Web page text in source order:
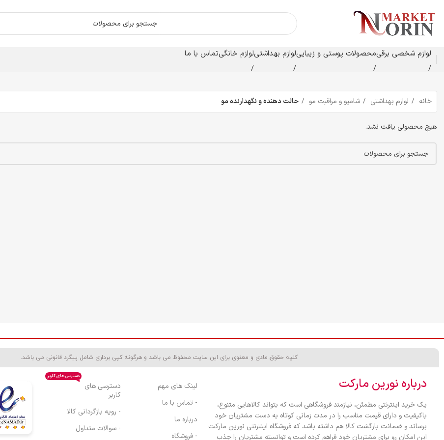
لوازم شخصی برقیمحصولات پوستی و زیباییلوازم بهداشتیلوازم خانگیتماس با ما
خانه لوازم بهداشتی شامپو و مراقبت مو حالت دهنده و نگهدارنده مو
هیچ محصولی یافت نشد.
کلیه حقوق مادی و معنوی برای این سایت محفوظ می باشد و هرگونه کپی برداری شامل پیگرد قانونی می باشد.
درباره نورین مارکت
یک خرید اینترنتی مطمئن، نیازمند فروشگاهی است که بتواند کالاهایی متنوع،
باکیفیت و دارای قیمت مناسب را در مدت زمانی کوتاه به دست مشتریان خود
برساند و ضمانت بازگشت کالا هم داشته باشد که فروشگاه اینترنتی نورین مارکت
این امکان رو برای مشتریان خود فراهم کرده است و توانسته مشتریان را جذب
لینک های مهم
- تماس با ما
درباره ما
- فروشگاه
دسترسی های
کاربر
دسترسی های کاربر
- رویه بازگردانی کالا
- سوالات متداول